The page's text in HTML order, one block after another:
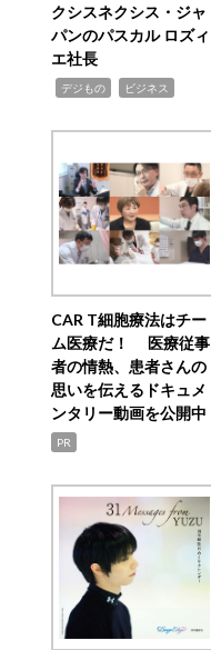
クシスネクシス・ジャ
パンのパスカル ロズィ
エ社長
デジもの ビジネス
CAR T細胞療法はチー
ム医療だ！ 医療従事
者の情熱、患者さんの
思いを伝えるドキュメ
ンタリー動画を公開中
PR